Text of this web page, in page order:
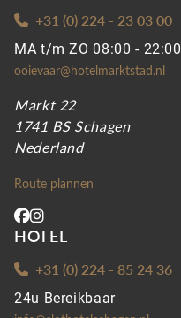
+31 (0) 224 - 23 03 00
MA t/m ZO 08:00 - 22:00
ooievaar@hotelmarktstad.nl
Markt 22
1741 BS Schagen
Nederland
Route plannen
HOTEL
+31 (0) 224 - 85 24 36
24u Bereikbaar